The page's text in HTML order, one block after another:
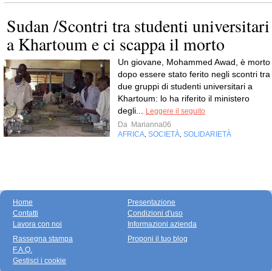
Sudan /Scontri tra studenti universitari
a Khartoum e ci scappa il morto
Un giovane, Mohammed Awad, è morto
dopo essere stato ferito negli scontri tra
due gruppi di studenti universitari a
Khartoum: lo ha riferito il ministero
degli...
Leggere il seguito
Da Marianna06
AFRICA SOCIETÀ SOLIDARIETÀ
Home
Contatti
Lavora con noi
Presentazione
Condizioni d'uso
Informazioni azienda
Rassegna stampa
F.A.Q.
Gestisci i cookie
Proponi il tuo blog